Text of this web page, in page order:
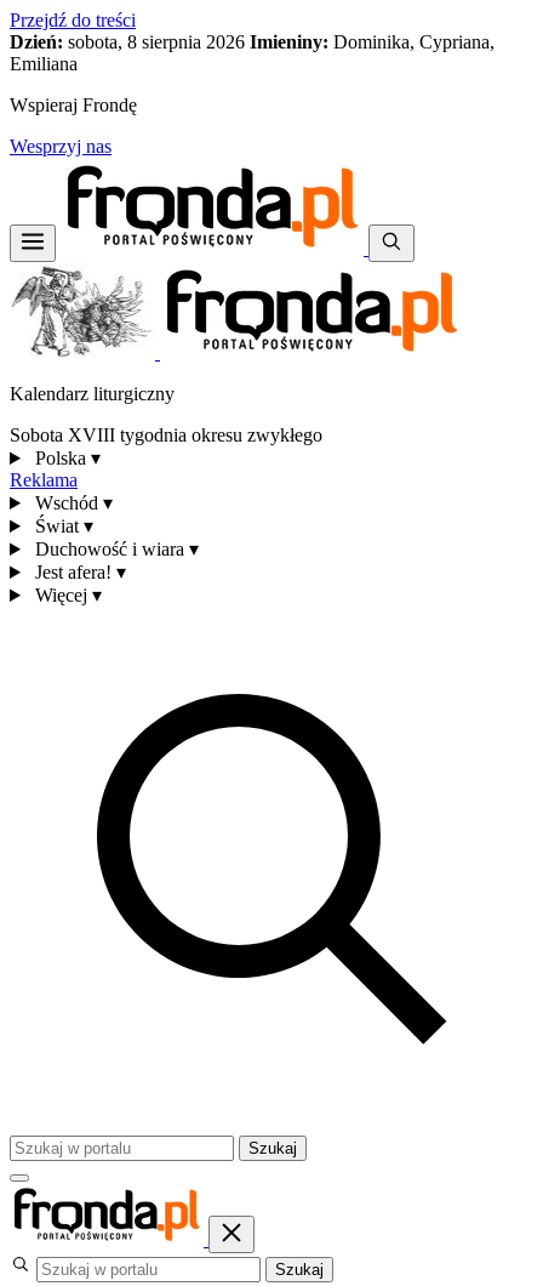
Przejdź do treści
Dzień: sobota, 8 sierpnia 2026 Imieniny: Dominika, Cypriana,
Emiliana
Wspieraj Frondę
Wesprzyj nas
Kalendarz liturgiczny
Sobota XVIII tygodnia okresu zwykłego
Polska ▾
Reklama
Wschód ▾
Świat ▾
Duchowość i wiara ▾
Jest afera! ▾
Więcej ▾
Szukaj
Szukaj